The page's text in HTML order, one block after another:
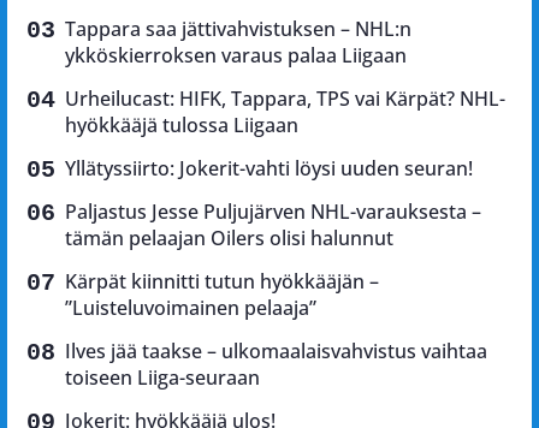
Tappara saa jättivahvistuksen – NHL:n
ykköskierroksen varaus palaa Liigaan
Urheilucast: HIFK, Tappara, TPS vai Kärpät? NHL-
hyökkääjä tulossa Liigaan
Yllätyssiirto: Jokerit-vahti löysi uuden seuran!
Paljastus Jesse Puljujärven NHL-varauksesta –
tämän pelaajan Oilers olisi halunnut
Kärpät kiinnitti tutun hyökkääjän –
”Luisteluvoimainen pelaaja”
Ilves jää taakse – ulkomaalaisvahvistus vaihtaa
toiseen Liiga-seuraan
Jokerit: hyökkääjä ulos!